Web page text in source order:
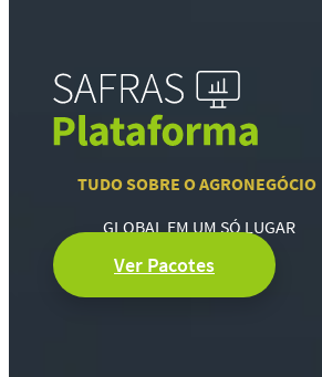
TUDO SOBRE O AGRONEGÓCIO
GLOBAL EM UM SÓ LUGAR
Ver Pacotes